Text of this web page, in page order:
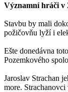
Významní hráči v
Stavbu by mali
požičovňu lyží i
Ešte donedávna
Pozemkového
Jaroslav Strachan
more.